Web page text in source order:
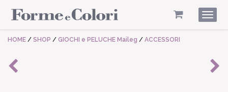
HOME / SHOP / GIOCHI e PELUCHE Maileg / ACCESSORI